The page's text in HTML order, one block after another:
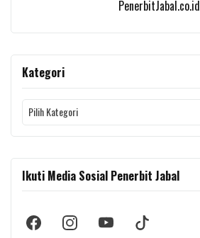
PenerbitJabal.co.id
Kategori
Kategori
Ikuti Media Sosial Penerbit Jabal